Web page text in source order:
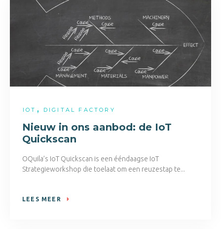
IOT , DIGITAL FACTORY
Nieuw in ons aanbod: de IoT
Quickscan
OQuila’s IoT Quickscan is een ééndaagse IoT
Strategieworkshop die toelaat om een reuzestap te...
LEES MEER